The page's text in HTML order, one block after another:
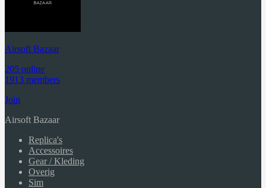
Airsoft Bazaar
205 online
1913 members
Join
Airsoft Bazaar
Replica's
Accessoires
Gear / Kleding
Overig
Sim